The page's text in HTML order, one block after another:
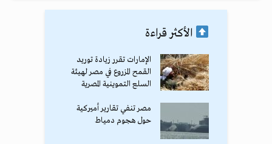
الأكثر قراءة
الإمارات تقرر زيادة توريد
القمح المزروع في مصر لهيئة
السلع التموينية المصرية
مصر تنفي تقارير أميركية
حول هجوم دمياط